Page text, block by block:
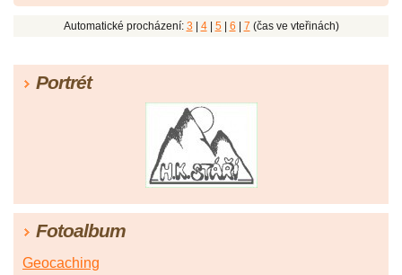
Automatické procházení: 3 | 4| 5| 6 | 7 (čas ve vteřinách)
Portrét
Fotoalbum
Geocaching